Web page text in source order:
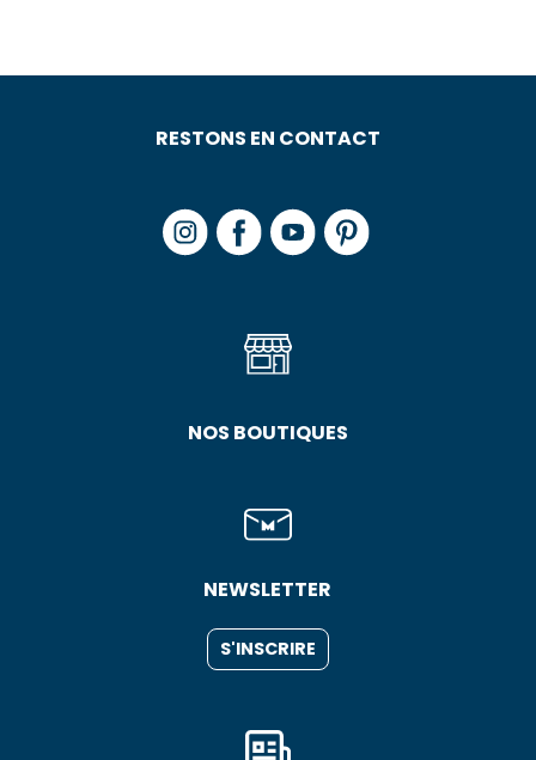
RESTONS EN CONTACT
NOS BOUTIQUES
NEWSLETTER
S'INSCRIRE